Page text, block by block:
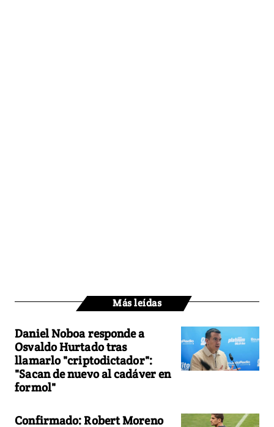
Más leídas
Daniel Noboa responde a
Osvaldo Hurtado tras
llamarlo "criptodictador":
"Sacan de nuevo al cadáver en
formol"
Confirmado: Robert Moreno